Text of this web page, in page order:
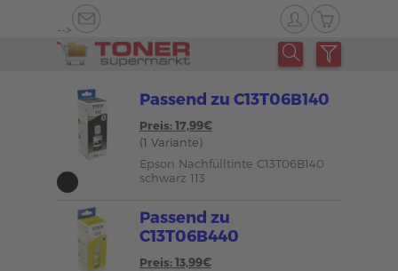
-->
Passend zu C13T06B140
Preis: 17,99€
(1 Variante)
Epson Nachfülltinte C13T06B140
schwarz 113
Passend zu
C13T06B440
Preis: 13,99€